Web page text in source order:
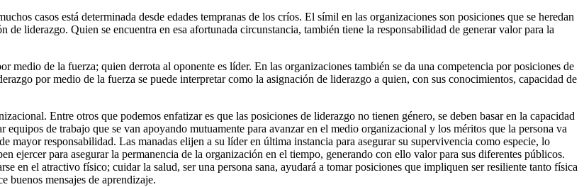
casos está determinada desde edades tempranas de los críos. El símil en las organizaciones son posiciones que se heredan
de liderazgo. Quien se encuentra en esa afortunada circunstancia, también tiene la responsabilidad de generar valor para la
medio de la fuerza; quien derrota al oponente es líder. En las organizaciones también se da una competencia por posiciones de
por medio de la fuerza se puede interpretar como la asignación de liderazgo a quien, con sus conocimientos, capacidad de
Entre otros que podemos enfatizar es que las posiciones de liderazgo no tienen género, se deben basar en la capacidad
de trabajo que se van apoyando mutuamente para avanzar en el medio organizacional y los méritos que la persona va
responsabilidad. Las manadas elijen a su líder en última instancia para asegurar su supervivencia como especie, lo
ejercer para asegurar la permanencia de la organización en el tiempo, generando con ello valor para sus diferentes públicos.
en el atractivo físico; cuidar la salud, ser una persona sana, ayudará a tomar posiciones que impliquen ser resiliente tanto física
buenos mensajes de aprendizaje.